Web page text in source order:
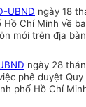
UBND ngày 18
Hồ Chí Minh về
mới trên địa
ngày 28
phê duyệt
phố Hồ Chí